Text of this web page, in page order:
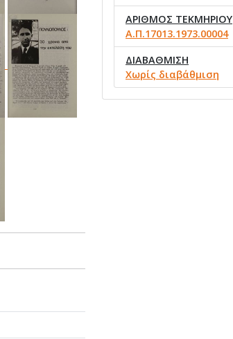
ΑΡΙΘΜΟΣ ΤΕΚΜΗΡΙΟΥ
Α.Π.17013.1973.00004
ΔΙΑΒΑΘΜΙΣΗ
Χωρίς διαβάθμιση